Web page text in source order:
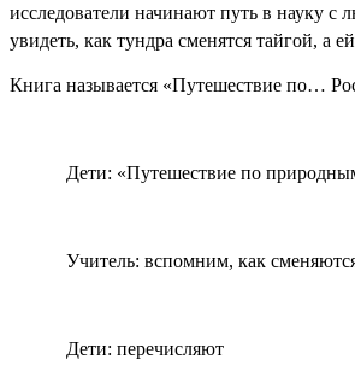
исследователи начинают путь в науку с
увидеть, как тундра сменятся тайгой, а
Книга называется «Путешествие по…
Дети: «Путешествие по
Учитель: вспомним, как
Дети: перечисляют